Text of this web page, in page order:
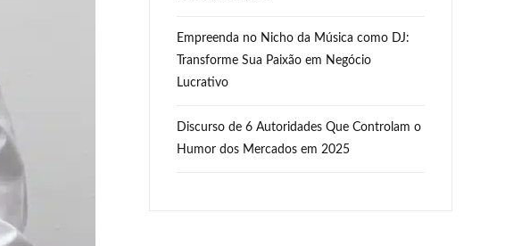
Empreenda no Nicho da Música como DJ:
Transforme Sua Paixão em Negócio
Lucrativo
Discurso de 6 Autoridades Que Controlam o
Humor dos Mercados em 2025